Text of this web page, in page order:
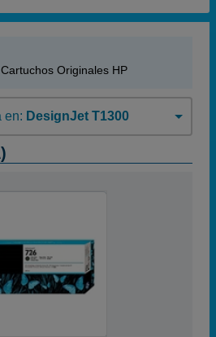
Originales HP
en: DesignJet T1300